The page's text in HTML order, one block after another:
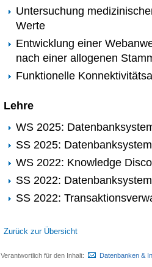
Untersuchung
Werte
Entwicklung einer
nach einer allogenen
Funktionelle
Lehre
WS 2025:
SS 2025:
WS 2022: Knowledge
SS 2022:
SS 2022:
Zurück zur Übersicht
Verantwortlich für den Inhalt: Datenbanken &